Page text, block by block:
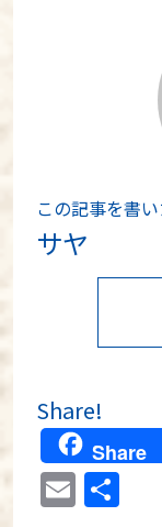
この記事を書い
サヤ
Share!
Share
Email